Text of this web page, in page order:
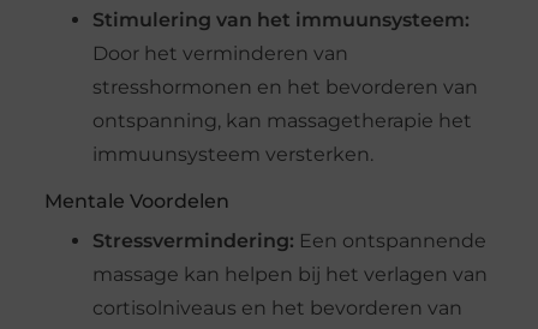
Stimulering van het immuunsysteem:
Door het verminderen van
stresshormonen en het bevorderen van
ontspanning, kan massagetherapie het
immuunsysteem versterken.
Mentale Voordelen
Stressvermindering: Een ontspannende
massage kan helpen bij het verlagen van
cortisolniveaus en het bevorderen van